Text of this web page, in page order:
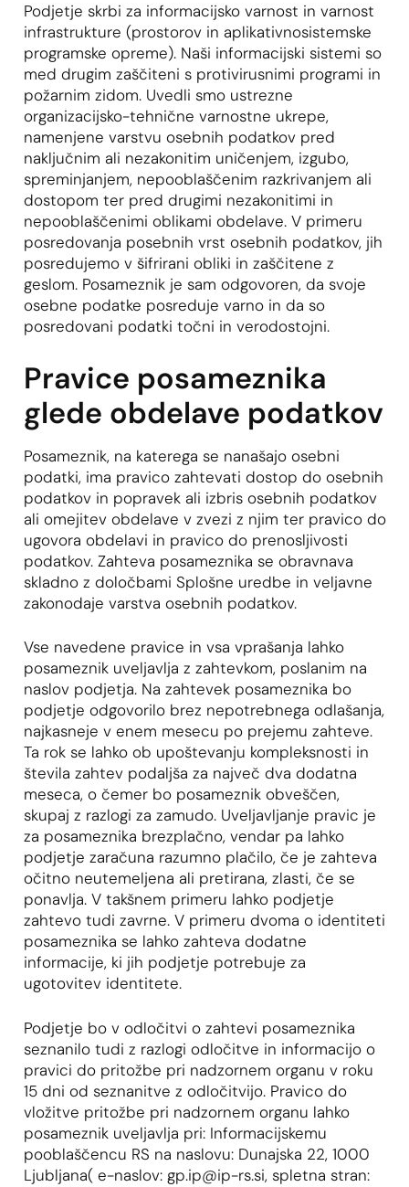
Podjetje skrbi za informacijsko varnost in varnost
infrastrukture (prostorov in aplikativnosistemske
programske opreme). Naši informacijski sistemi so
med drugim zaščiteni s protivirusnimi programi in
požarnim zidom. Uvedli smo ustrezne
organizacijsko-tehnične varnostne ukrepe,
namenjene varstvu osebnih podatkov pred
naključnim ali nezakonitim uničenjem, izgubo,
spreminjanjem, nepooblaščenim razkrivanjem ali
dostopom ter pred drugimi nezakonitimi in
nepooblaščenimi oblikami obdelave. V primeru
posredovanja posebnih vrst osebnih podatkov, jih
posredujemo v šifrirani obliki in zaščitene z
geslom. Posameznik je sam odgovoren, da svoje
osebne podatke posreduje varno in da so
posredovani podatki točni in verodostojni.
Pravice posameznika
glede obdelave podatkov
Posameznik, na katerega se nanašajo osebni
podatki, ima pravico zahtevati dostop do osebnih
podatkov in popravek ali izbris osebnih podatkov
ali omejitev obdelave v zvezi z njim ter pravico do
ugovora obdelavi in pravico do prenosljivosti
podatkov. Zahteva posameznika se obravnava
skladno z določbami Splošne uredbe in veljavne
zakonodaje varstva osebnih podatkov.
Vse navedene pravice in vsa vprašanja lahko
posameznik uveljavlja z zahtevkom, poslanim na
naslov podjetja. Na zahtevek posameznika bo
podjetje odgovorilo brez nepotrebnega odlašanja,
najkasneje v enem mesecu po prejemu zahteve.
Ta rok se lahko ob upoštevanju kompleksnosti in
števila zahtev podaljša za največ dva dodatna
meseca, o čemer bo posameznik obveščen,
skupaj z razlogi za zamudo. Uveljavljanje pravic je
za posameznika brezplačno, vendar pa lahko
podjetje zaračuna razumno plačilo, če je zahteva
očitno neutemeljena ali pretirana, zlasti, če se
ponavlja. V takšnem primeru lahko podjetje
zahtevo tudi zavrne. V primeru dvoma o identiteti
posameznika se lahko zahteva dodatne
informacije, ki jih podjetje potrebuje za
ugotovitev identitete.
Podjetje bo v odločitvi o zahtevi posameznika
seznanilo tudi z razlogi odločitve in informacijo o
pravici do pritožbe pri nadzornem organu v roku
15 dni od seznanitve z odločitvijo. Pravico do
vložitve pritožbe pri nadzornem organu lahko
posameznik uveljavlja pri: Informacijskemu
pooblaščencu RS na naslovu: Dunajska 22, 1000
Ljubljana( e-naslov: gp.ip@ip-rs.si, spletna stran: